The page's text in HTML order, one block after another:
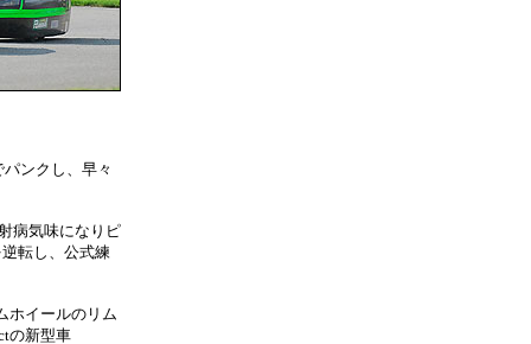
ンクし、早々
病気味になりピ
転し、公式練
ホイールのリム
の新型車